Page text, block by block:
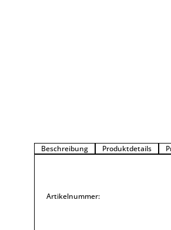
Beschreibung Produktdetails
Artikelnummer: